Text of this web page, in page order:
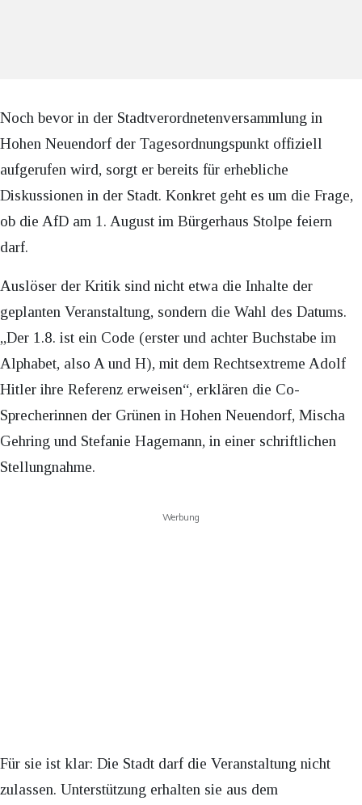
Noch bevor in der Stadtverordnetenversammlung in
Hohen Neuendorf der Tagesordnungspunkt offiziell
aufgerufen wird, sorgt er bereits für erhebliche
Diskussionen in der Stadt. Konkret geht es um die Frage,
ob die AfD am 1. August im Bürgerhaus Stolpe feiern
darf.
Auslöser der Kritik sind nicht etwa die Inhalte der
geplanten Veranstaltung, sondern die Wahl des Datums.
„Der 1.8. ist ein Code (erster und achter Buchstabe im
Alphabet, also A und H), mit dem Rechtsextreme Adolf
Hitler ihre Referenz erweisen“, erklären die Co-
Sprecherinnen der Grünen in Hohen Neuendorf, Mischa
Gehring und Stefanie Hagemann, in einer schriftlichen
Stellungnahme.
Werbung
Für sie ist klar: Die Stadt darf die Veranstaltung nicht
zulassen. Unterstützung erhalten sie aus dem